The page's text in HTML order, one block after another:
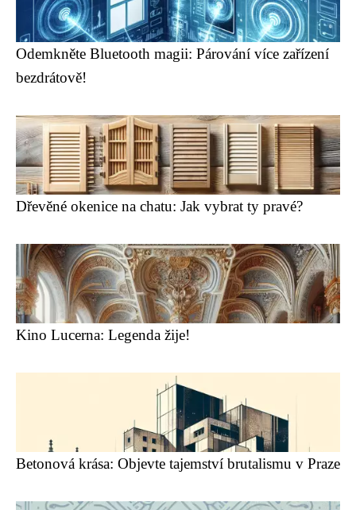
Odemkněte Bluetooth magii: Párování více zařízení
bezdrátově!
Dřevěné okenice na chatu: Jak vybrat ty pravé?
Kino Lucerna: Legenda žije!
Betonová krása: Objevte tajemství brutalismu v Praze